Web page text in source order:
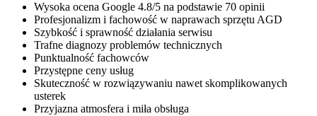
Wysoka ocena Google 4.8/5 na podstawie 70 opinii
Profesjonalizm i fachowość w naprawach sprzętu AGD
Szybkość i sprawność działania serwisu
Trafne diagnozy problemów technicznych
Punktualność fachowców
Przystępne ceny usług
Skuteczność w rozwiązywaniu nawet skomplikowanych
usterek
Przyjazna atmosfera i miła obsługa